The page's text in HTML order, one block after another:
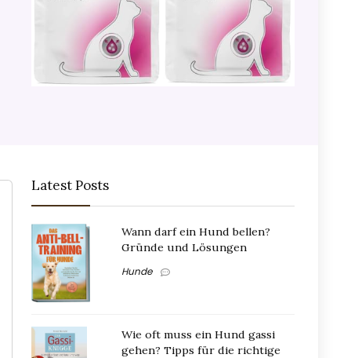
Latest Posts
Wann darf ein Hund bellen?
Gründe und Lösungen
Hunde
Wie oft muss ein Hund gassi
gehen? Tipps für die richtige